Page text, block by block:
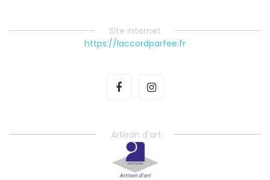
Site internet
https://laccordparfee.fr
Artisan d’art